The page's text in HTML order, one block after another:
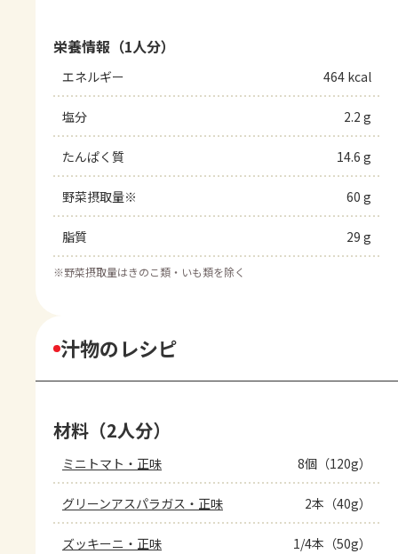
栄養情報（1人分）
エネルギー 464 kcal
塩分 2.2 g
たんぱく質 14.6 g
野菜摂取量※ 60 g
脂質 29 g
※野菜摂取量はきのこ類・いも類を除く
汁物のレシピ
材料（2人分）
ミニトマト・正味 8個（120g）
グリーンアスパラガス・正味 2本（40g）
ズッキーニ・正味 1/4本（50g）